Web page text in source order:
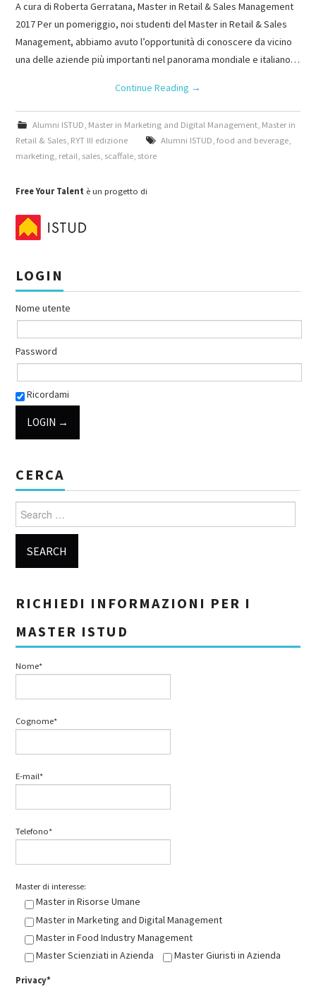
A cura di Roberta Gerratana, Master in Retail & Sales Management
2017 Per un pomeriggio, noi studenti del Master in Retail & Sales
Management, abbiamo avuto l’opportunità di conoscere da vicino
una delle aziende più importanti nel panorama mondiale e italiano…
Continue Reading →
Alumni ISTUD Master in Marketing and Digital Management, Master in
Retail & Sales RYT III edizione Alumni ISTUD food and beverage,
marketing retail sales scaffale store
Free Your Talent è un progetto di
LOGIN
Nome utente
Password
Ricordami
CERCA
Search for:
RICHIEDI INFORMAZIONI PER I
MASTER ISTUD
Nome*
Cognome*
E-mail*
Telefono*
Master di interesse:
Master in Risorse Umane
Master in Marketing and Digital Management
Master in Food Industry Management
Master Scienziati in Azienda
Master Giuristi in Azienda
Privacy*